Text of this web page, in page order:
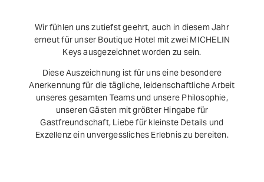
Wir fühlen uns zutiefst geehrt, auch in diesem Jahr
erneut für unser Boutique Hotel mit zwei MICHELIN
Keys ausgezeichnet worden zu sein.
Diese Auszeichnung ist für uns eine besondere
Anerkennung für die tägliche, leidenschaftliche Arbeit
unseres gesamten Teams und unsere Philosophie,
unseren Gästen mit größter Hingabe für
Gastfreundschaft, Liebe für kleinste Details und
Exzellenz ein unvergessliches Erlebnis zu bereiten.